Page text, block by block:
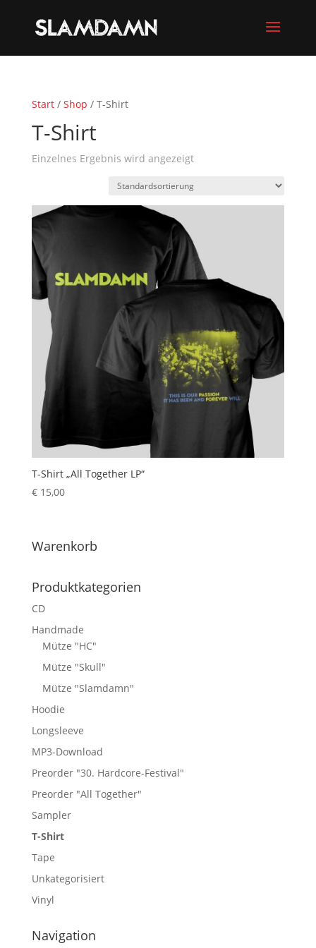
Start/ Shop / T-Shirt
T-Shirt
Einzelnes Ergebnis wird angezeigt
T-Shirt „All Together LP“
€15,00
Warenkorb
Produktkategorien
CD
Handmade
Mütze "HC"
Mütze "Skull"
Mütze "Slamdamn"
Hoodie
Longsleeve
MP3-Download
Preorder "30. Hardcore-Festival"
Preorder "All Together"
Sampler
T-Shirt
Tape
Unkategorisiert
Vinyl
Navigation